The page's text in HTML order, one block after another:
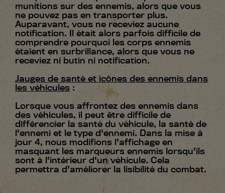
munitions sur des ennemis, alors que vous
ne pouvez pas en transporter plus.
Auparavant, vous ne receviez aucune
notification. Il était alors parfois difficile de
comprendre pourquoi les corps ennemis
étaient en surbrillance, alors que vous ne
receviez ni butin ni notification.
Jauges de santé et icônes des ennemis dans
les véhicules :
Lorsque vous affrontez des ennemis dans
des véhicules, il peut être difficile de
différencier la santé du véhicule, la santé de
l'ennemi et le type d'ennemi. Dans la mise à
jour 4, nous modifions l'affichage en
masquant les marqueurs ennemis lorsqu'ils
sont à l'intérieur d'un véhicule. Cela
permettra d'améliorer la lisibilité du combat.